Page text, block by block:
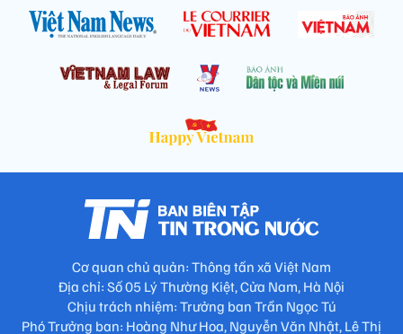
Cơ quan chủ quản: Thông tấn xã Việt Nam
Địa chỉ: Số 05 Lý Thường Kiệt, Cửa Nam, Hà Nội
Chịu trách nhiệm: Trưởng ban Trần Ngọc Tú
Phó Trưởng ban: Hoàng Như Hoa, Nguyễn Văn Nhật, Lê Thị